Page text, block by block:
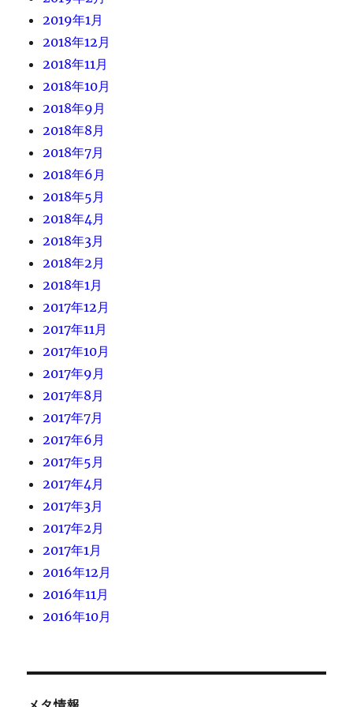
2019年1月
2018年12月
2018年11月
2018年10月
2018年9月
2018年8月
2018年7月
2018年6月
2018年5月
2018年4月
2018年3月
2018年2月
2018年1月
2017年12月
2017年11月
2017年10月
2017年9月
2017年8月
2017年7月
2017年6月
2017年5月
2017年4月
2017年3月
2017年2月
2017年1月
2016年12月
2016年11月
2016年10月